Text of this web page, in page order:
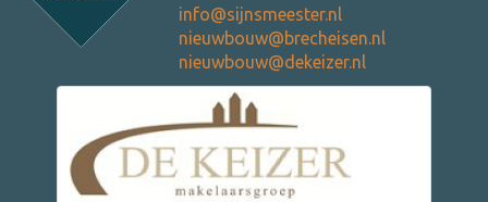
info@sijnsmeester.nl
nieuwbouw@brecheisen.nl
nieuwbouw@dekeizer.nl